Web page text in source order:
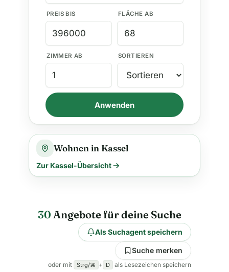
PREIS BIS FLÄCHE AB
ZIMMER AB SORTIEREN
Anwenden
Wohnen in Kassel
Zur Kassel-Übersicht
30 Angebote für deine Suche
Als Suchagent speichern
Suche merken
oder mit Strg/⌘ + D als Lesezeichen speichern